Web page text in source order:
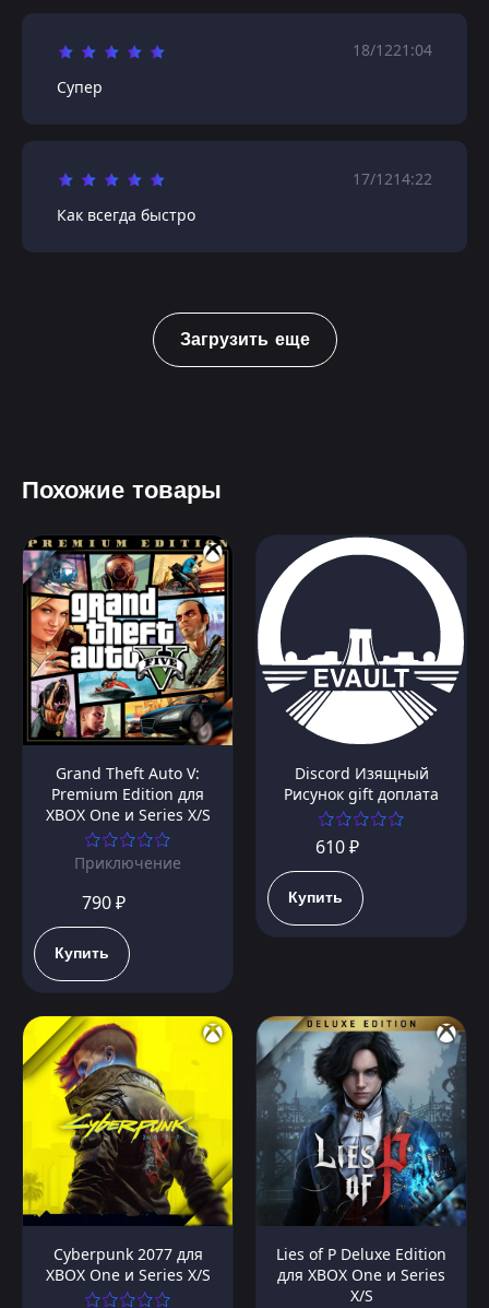
18/1221:04
Супер
17/1214:22
Как всегда быстро
Загрузить еще
Похожие товары
Grand Theft Auto V:
Premium Edition для
XBOX One и Series X/S
Приключение
790 ₽
Купить
Discord Изящный
Рисунок gift доплата
610 ₽
Купить
Cyberpunk 2077 для
XBOX One и Series X/S
Lies of P Deluxe Edition
для XBOX One и Series
X/S